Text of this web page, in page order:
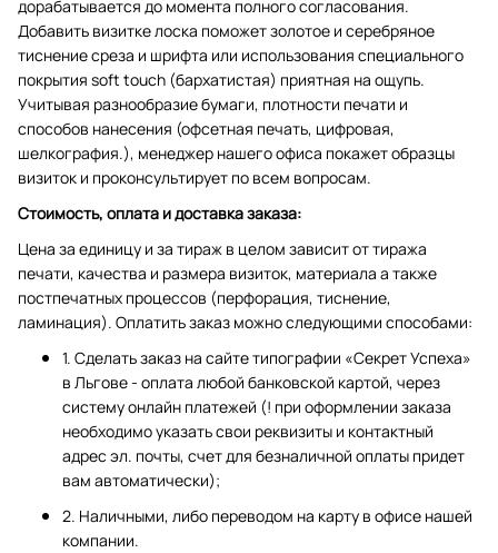
дорабатывается до момента полного согласования.
Добавить визитке лоска поможет золотое и серебряное
тиснение среза и шрифта или использования специального
покрытия soft touch (бархатистая) приятная на ощупь.
Учитывая разнообразие бумаги, плотности печати и
способов нанесения (офсетная печать, цифровая,
шелкография.), менеджер нашего офиса покажет образцы
визиток и проконсультирует по всем вопросам.
Стоимость, оплата и доставка заказа:
Цена за единицу и за тираж в целом зависит от тиража
печати, качества и размера визиток, материала а также
постпечатных процессов (перфорация, тиснение,
ламинация). Оплатить заказ можно следующими способами:
1. Сделать заказ на сайте типографии «Секрет Успеха»
в Льгове - оплата любой банковской картой, через
систему онлайн платежей (! при оформлении заказа
необходимо указать свои реквизиты и контактный
адрес эл. почты, счет для безналичной оплаты придет
вам автоматически);
2. Наличными, либо переводом на карту в офисе нашей
компании.